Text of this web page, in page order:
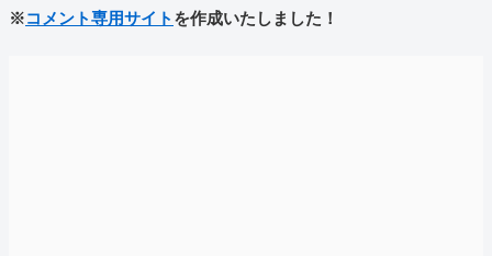
※コメント専用サイト を作成いたしました！